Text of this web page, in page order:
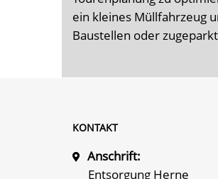
ein kleines Müllfahrzeug
Baustellen oder
KONTAKT
Anschrift:
Entsorgung Herne